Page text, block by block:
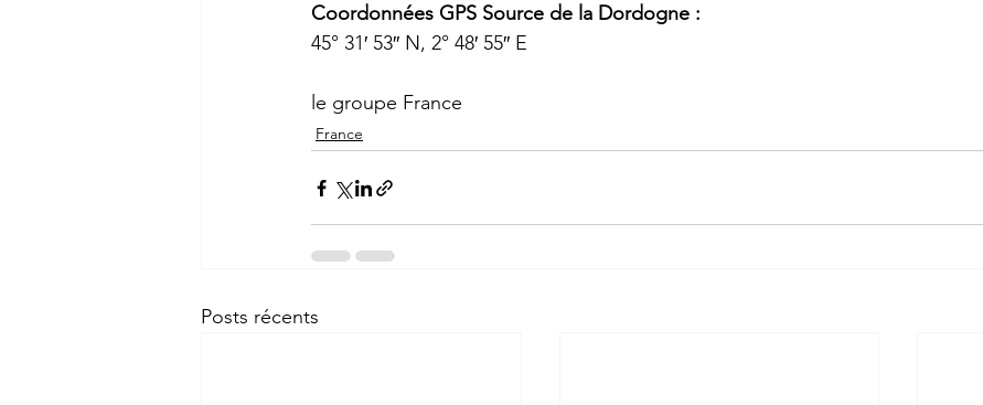
Coordonnées GPS Source de la Dordogne :
45° 31′ 53″ N, 2° 48′ 55″ E
le groupe France
France
Posts récents